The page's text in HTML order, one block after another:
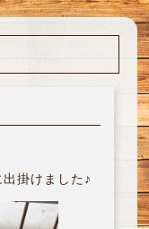
掛けました♪